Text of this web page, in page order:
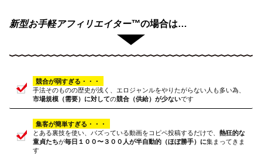
新型お手軽アフィリエイター™の場合は…
競合が弱すぎる・・・
手法そのものの歴史が浅く、エロジャンルをやりたがらない人も多い為、
市場規模（需要）に対しての競合（供給）が少ないです
集客が簡単すぎる・・・
とある裏技を使い、バズっている動画をコピペ投稿するだけで、 熱狂的な
童貞たちが毎日１００〜３００人が半自動的（ほぼ勝手）に集まってきま
す